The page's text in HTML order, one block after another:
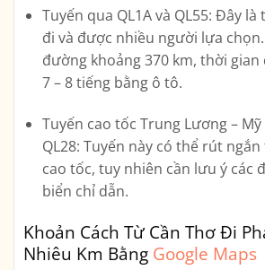
Tuyến qua QL1A và QL55: Đây là
đi và được nhiều người lựa
đường khoảng370 km, thời gian
7 – 8 tiếngbằng ô tô.
Tuyến cao tốc Trung Lương – Mỹ
QL28: Tuyến này có thể rút
cao tốc, tuy nhiên cần lưu ý các
biển chỉ dẫn.
Khoản Cách Từ Cần Thơ Đi
Nhiêu Km Bằng Google Maps